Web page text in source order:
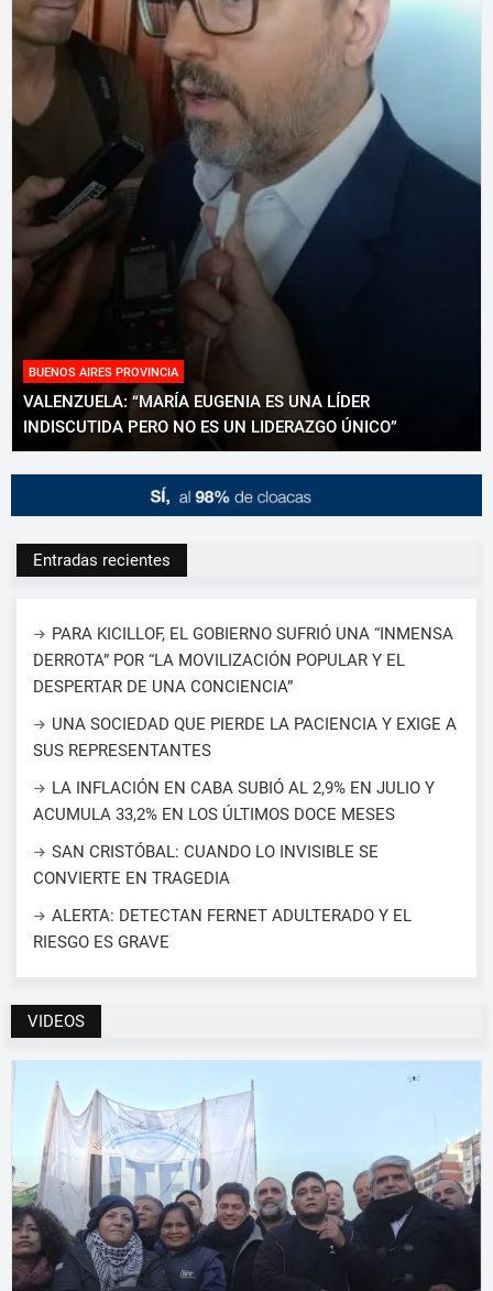
BUENOS AIRES PROVINCIA
VALENZUELA: “MARÍA EUGENIA ES UNA LÍDER
INDISCUTIDA PERO NO ES UN LIDERAZGO ÚNICO”
Entradas recientes
PARA KICILLOF, EL GOBIERNO SUFRIÓ UNA “INMENSA
DERROTA” POR “LA MOVILIZACIÓN POPULAR Y EL
DESPERTAR DE UNA CONCIENCIA”
UNA SOCIEDAD QUE PIERDE LA PACIENCIA Y EXIGE A
SUS REPRESENTANTES
LA INFLACIÓN EN CABA SUBIÓ AL 2,9% EN JULIO Y
ACUMULA 33,2% EN LOS ÚLTIMOS DOCE MESES
SAN CRISTÓBAL: CUANDO LO INVISIBLE SE
CONVIERTE EN TRAGEDIA
ALERTA: DETECTAN FERNET ADULTERADO Y EL
RIESGO ES GRAVE
VIDEOS